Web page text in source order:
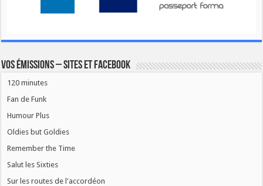
Vos émissions – Sites et Facebook
120 minutes
Fan de Funk
Humour Plus
Oldies but Goldies
Remember the Time
Salut les Sixties
Sur les routes de l'accordéon